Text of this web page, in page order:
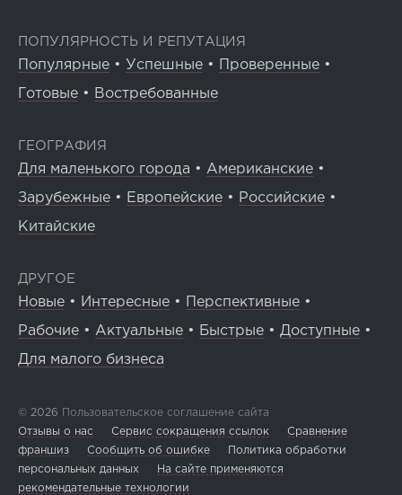
ПОПУЛЯРНОСТЬ И РЕПУТАЦИЯ
Популярные • Успешные • Проверенные •
Готовые • Востребованные
ГЕОГРАФИЯ
Для маленького города • Американские •
Зарубежные • Европейские • Российские •
Китайские
ДРУГОЕ
Новые • Интересные • Перспективные •
Рабочие • Актуальные • Быстрые • Доступные •
Для малого бизнеса
© 2026 Пользовательское соглашение сайта
Отзывы о нас
Сервис сокращения ссылок
Сравнение
франшиз
Сообщить об ошибке
Политика обработки
персональных данных
На сайте применяются
рекомендательные технологии